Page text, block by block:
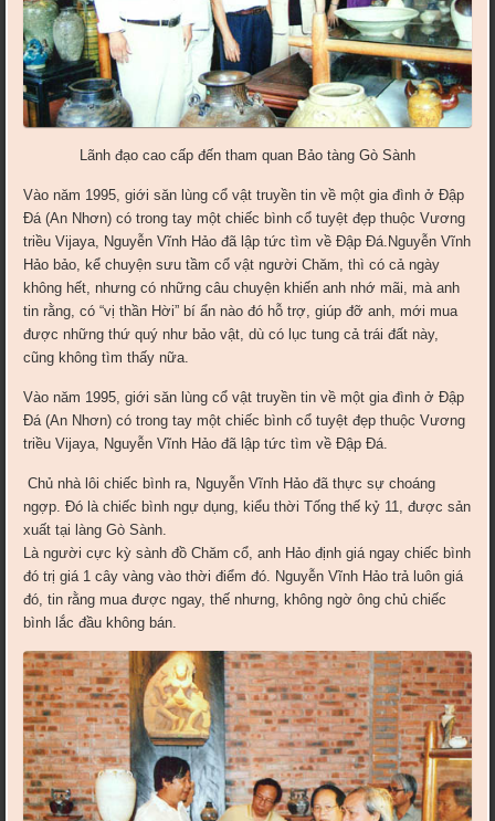
Lãnh đạo cao cấp đến tham quan Bảo tàng Gò Sành
Vào năm 1995, giới săn lùng cổ vật truyền tin về một gia đình ở Đập
Đá (An Nhơn) có trong tay một chiếc bình cổ tuyệt đẹp thuộc Vương
triều Vijaya, Nguyễn Vĩnh Hảo đã lập tức tìm về Đập Đá.Nguyễn Vĩnh
Hảo bảo, kể chuyện sưu tầm cổ vật người Chăm, thì có cả ngày
không hết, nhưng có những câu chuyện khiến anh nhớ mãi, mà anh
tin rằng, có “vị thần Hời” bí ẩn nào đó hỗ trợ, giúp đỡ anh, mới mua
được những thứ quý như bảo vật, dù có lục tung cả trái đất này,
cũng không tìm thấy nữa.
Vào năm 1995, giới săn lùng cổ vật truyền tin về một gia đình ở Đập
Đá (An Nhơn) có trong tay một chiếc bình cổ tuyệt đẹp thuộc Vương
triều Vijaya, Nguyễn Vĩnh Hảo đã lập tức tìm về Đập Đá.
Chủ nhà lôi chiếc bình ra, Nguyễn Vĩnh Hảo đã thực sự choáng
ngợp. Đó là chiếc bình ngự dụng, kiểu thời Tống thế kỷ 11, được sản
xuất tại làng Gò Sành.
Là người cực kỳ sành đồ Chăm cổ, anh Hảo định giá ngay chiếc bình
đó trị giá 1 cây vàng vào thời điểm đó. Nguyễn Vĩnh Hảo trả luôn giá
đó, tin rằng mua được ngay, thế nhưng, không ngờ ông chủ chiếc
bình lắc đầu không bán.